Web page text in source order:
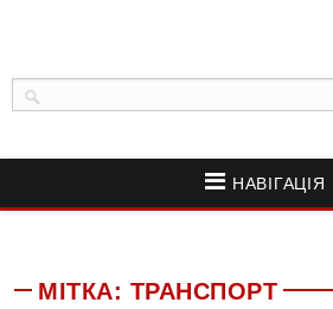
НАВІГАЦІЯ
МІТКА: ТРАНСПОРТ